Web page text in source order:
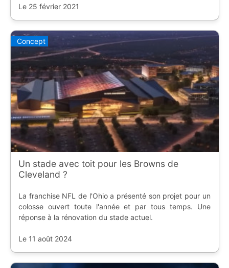
Le 25 février 2021
Concept
Un stade avec toit pour les Browns de
Cleveland ?
La franchise NFL de l'Ohio a présenté son projet pour un
colosse ouvert toute l'année et par tous temps. Une
réponse à la rénovation du stade actuel.
Le 11 août 2024